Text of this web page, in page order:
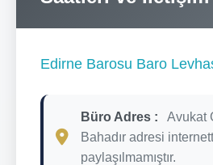
Edirne Barosu Baro
Büro Adres :
Avukat
Bahadır adresi
paylaşılmamıştır.